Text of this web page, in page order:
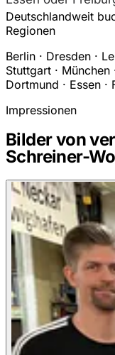
Deutschlandweit
Regionen
Berlin · Dresden ·
Stuttgart · München
Dortmund · Essen ·
Impressionen
Bilder von
Schreiner-